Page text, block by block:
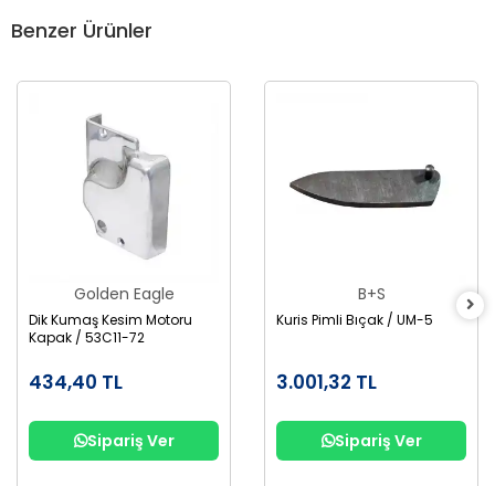
Benzer Ürünler
Golden Eagle
Dik Kumaş Kesim Motoru
Kapak / 53C11-72
434,40 TL
Sipariş Ver
B+S
Kuris Pimli Bıçak / UM-5
3.001,32 TL
Sipariş Ver